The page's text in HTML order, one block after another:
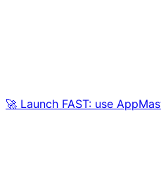
🚀 Launch FAST: use